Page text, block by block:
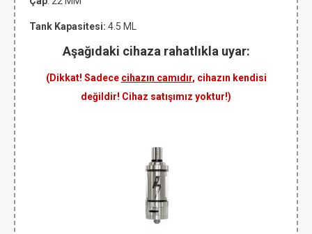
Tank Kapasitesi: 4.5 ML
Aşağıdaki cihaza rahatlıkla uyar:
(Dikkat! Sadece cihazın camıdır, cihazın kendisi
değildir! Cihaz satışımız yoktur!)